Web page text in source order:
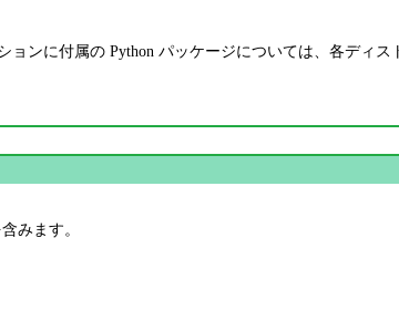
ンに付属の Python パッケージについては、各ディ
みます。